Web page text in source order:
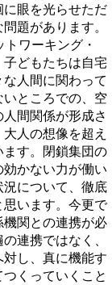
に眼を光らせただ
題があります。
ワーキング・
どもたちは自宅
人間に関わって
ところでの、空
間関係が形成さ
人の想像を超え
ます。閉鎖集団の
かない力が働い
について、徹底
います。今更で
関との連携が必
連携ではなく、
し、真に機能す
くっていくこと